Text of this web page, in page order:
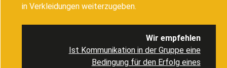
in Verkleidungen weiterzugeben.
Wir empfehlen
Ist Kommunikation in der Gruppe eine
Bedingung für den Erfolg eines